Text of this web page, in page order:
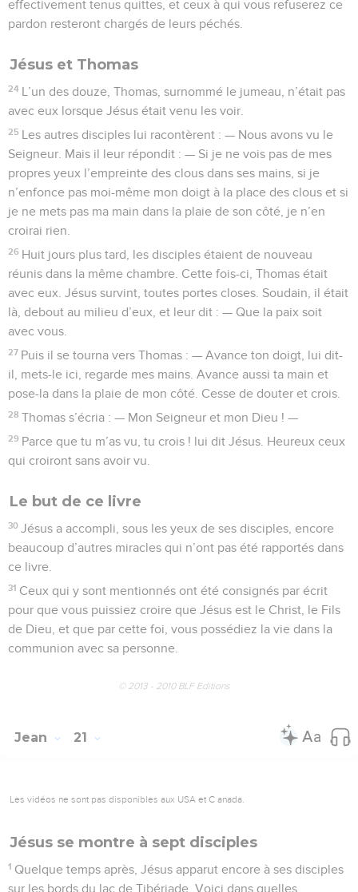
effectivement tenus quittes, et ceux à qui vous refuserez ce
pardon resteront chargés de leurs péchés.
Jésus et Thomas
24 L’un des douze, Thomas, surnommé le jumeau, n’était pas
avec eux lorsque Jésus était venu les voir.
25 Les autres disciples lui racontèrent : — Nous avons vu le
Seigneur. Mais il leur répondit : — Si je ne vois pas de mes
propres yeux l’empreinte des clous dans ses mains, si je
n’enfonce pas moi-même mon doigt à la place des clous et si
je ne mets pas ma main dans la plaie de son côté, je n’en
croirai rien.
26 Huit jours plus tard, les disciples étaient de nouveau
réunis dans la même chambre. Cette fois-ci, Thomas était
avec eux. Jésus survint, toutes portes closes. Soudain, il était
là, debout au milieu d’eux, et leur dit : — Que la paix soit
avec vous.
27 Puis il se tourna vers Thomas : — Avance ton doigt, lui dit-
il, mets-le ici, regarde mes mains. Avance aussi ta main et
pose-la dans la plaie de mon côté. Cesse de douter et crois.
28 Thomas s’écria : — Mon Seigneur et mon Dieu ! —
29 Parce que tu m’as vu, tu crois ! lui dit Jésus. Heureux ceux
qui croiront sans avoir vu.
Le but de ce livre
30 Jésus a accompli, sous les yeux de ses disciples, encore
beaucoup d’autres miracles qui n’ont pas été rapportés dans
ce livre.
31 Ceux qui y sont mentionnés ont été consignés par écrit
pour que vous puissiez croire que Jésus est le Christ, le Fils
de Dieu, et que par cette foi, vous possédiez la vie dans la
communion avec sa personne.
© 2013 - 2010 BLF Editions
Jean 21
Les vidéos ne sont pas disponibles aux USA et C anada.
Jésus se montre à sept disciples
1 Quelque temps après, Jésus apparut encore à ses disciples
sur les bords du lac de Tibériade. Voici dans quelles